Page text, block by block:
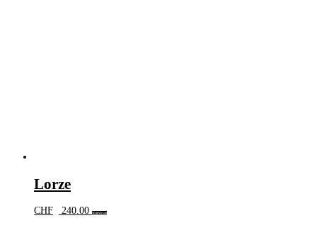
Lorze
CHF 240.00 Weiterlesen